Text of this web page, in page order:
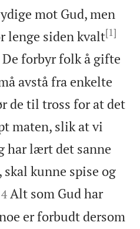
mot Gud, men
lenge siden kvalt[1]
De forbyr folk å gifte
avstå fra enkelte
de til tross for at det
maten, slik at vi
har lært det sanne
kunne spise og


4 Alt som Gud har
er forbudt dersom